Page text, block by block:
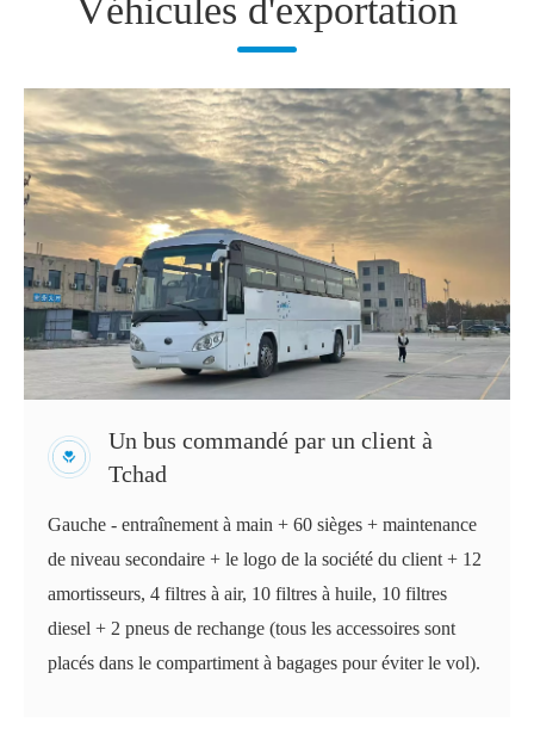
Véhicules d'exportation
Un bus commandé par un client à
Tchad
Gauche - entraînement à main + 60 sièges + maintenance
de niveau secondaire + le logo de la société du client + 12
amortisseurs, 4 filtres à air, 10 filtres à huile, 10 filtres
diesel + 2 pneus de rechange (tous les accessoires sont
placés dans le compartiment à bagages pour éviter le vol).